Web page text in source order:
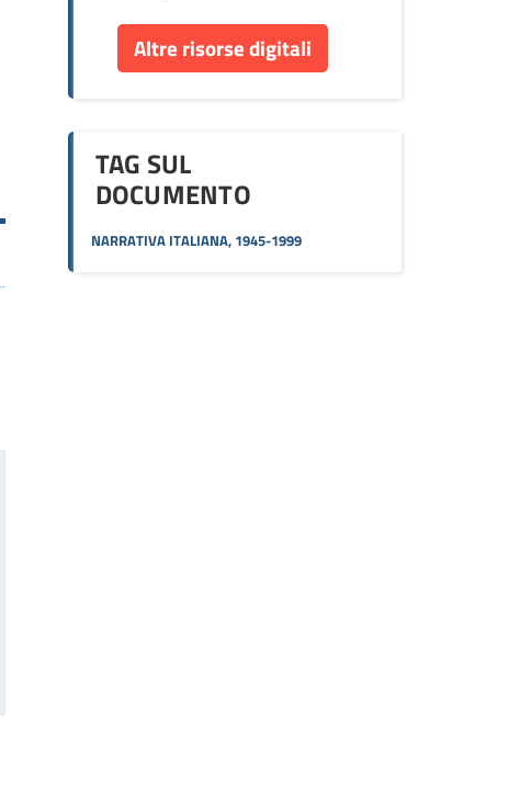
Altre risorse digitali
TAG SUL
DOCUMENTO
NARRATIVA ITALIANA, 1945-1999